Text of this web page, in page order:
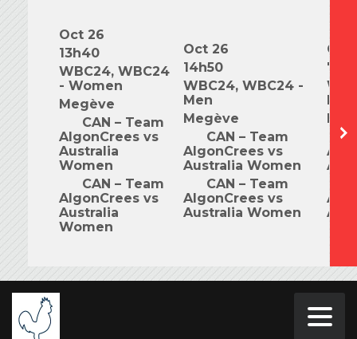
Oct 26
13h40
WBC24, WBC24
- Women
Megève
CAN – Team
AlgonCrees vs
Australia
Women
CAN – Team
AlgonCrees vs
Australia
Women
Oct 26
14h50
WBC24, WBC24 -
Men
Megève
CAN – Team
AlgonCrees vs
Australia Women
CAN – Team
AlgonCrees vs
Australia Women
Oct